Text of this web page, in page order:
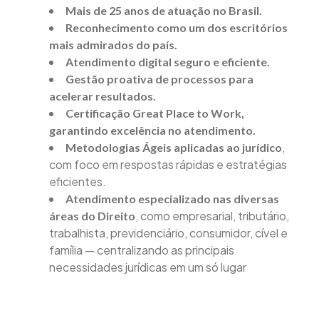
Mais de 25 anos de atuação no Brasil.
Reconhecimento como um dos escritórios
mais admirados do país.
Atendimento digital seguro e eficiente.
Gestão proativa de processos para
acelerar resultados.
Certificação Great Place to Work,
garantindo excelência no atendimento.
Metodologias Ágeis aplicadas ao jurídico,
com foco em respostas rápidas e estratégias
eficientes.
Atendimento especializado nas diversas
áreas do Direito, como empresarial, tributário,
trabalhista, previdenciário, consumidor, cível e
família — centralizando as principais
necessidades jurídicas em um só lugar